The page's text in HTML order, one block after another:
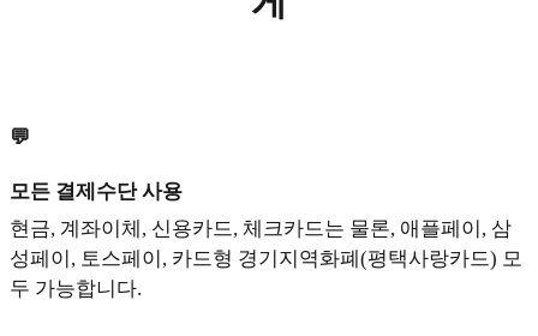
💬
모든 결제수단 사용
현금, 계좌이체, 신용카드, 체크카드는 물론, 애플페이, 삼
성페이, 토스페이, 카드형 경기지역화폐(평택사랑카드) 모
두 가능합니다.